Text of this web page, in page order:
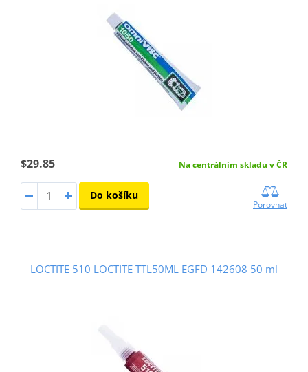
$29.85 Na centrálním skladu v ČR
Do košíku
Porovnat
LOCTITE 510 LOCTITE TTL50ML EGFD 142608 50 ml